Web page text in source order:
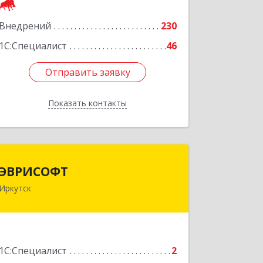
Внедрений
230
1С:Специалист
46
Отправить заявку
Показать контакты
Отправить заявку
Назад
Иркутск
1С:Специалист 2
664003, Иркутская обл, Иркутск г,